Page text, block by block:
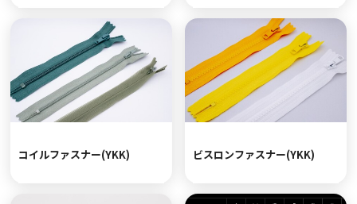
コイルファスナー(YKK) ビスロンファスナー(YKK)